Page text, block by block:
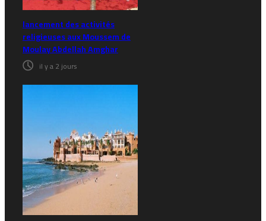
lancement des activités
religieuses aux Moussem de
Moulay Abdellah Amghar
il y a 2 jours